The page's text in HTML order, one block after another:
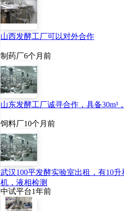
山西发酵工厂可以对外合作
制药厂6个月前
山东发酵工厂诚寻合作，具备30m³
饲料厂10个月前
武汉100平发酵实验室出租，有10
机，液相检测
中试平台1年前